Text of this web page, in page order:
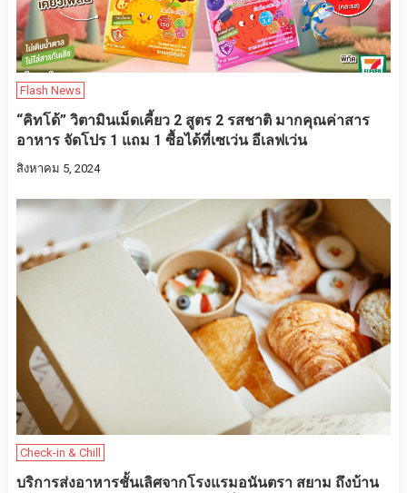
Flash News
“คิทโด้” วิตามินเม็ดเคี้ยว 2 สูตร 2 รสชาติ มากคุณค่าสาร
อาหาร จัดโปร 1 แถม 1 ซื้อได้ที่เซเว่น อีเลฟเว่น
สิงหาคม 5, 2024
Check-in & Chill
บริการส่งอาหารชั้นเลิศจากโรงแรมอนันตรา สยาม ถึงบ้าน